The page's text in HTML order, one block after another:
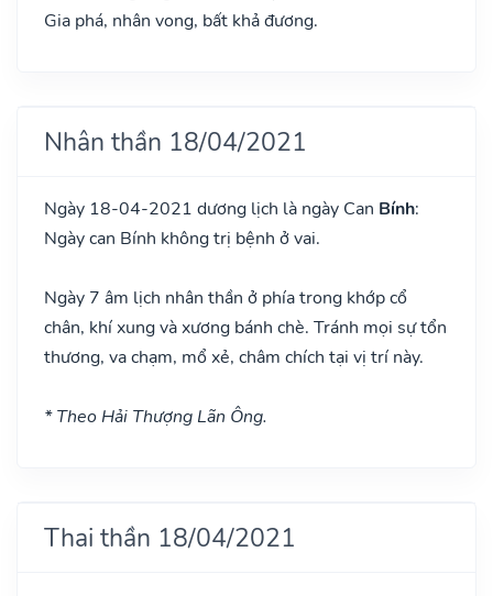
Gia phá, nhân vong, bất khả đương.
Nhân thần 18/04/2021
Ngày 18-04-2021 dương lịch là ngày Can Bính:
Ngày can Bính không trị bệnh ở vai.
Ngày 7 âm lịch nhân thần ở phía trong khớp cổ
chân, khí xung và xương bánh chè. Tránh mọi sự tổn
thương, va chạm, mổ xẻ, châm chích tại vị trí này.
* Theo Hải Thượng Lãn Ông.
Thai thần 18/04/2021